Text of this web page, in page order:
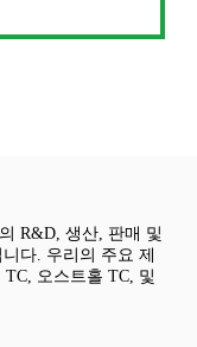
R&D, 생산, 판매 및
다. 우리의 주요 제
오스트홀 TC, 및